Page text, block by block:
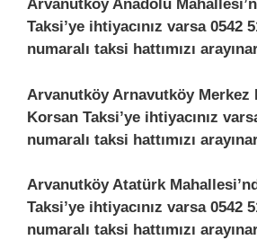
Arvanutköy Anadolu
Taksi’ye ihtiyacınız varsa 0542
numaralı taksi hattımızı
Arvanutköy Arnavutköy Merkez
Korsan Taksi’ye ihtiyacınız
numaralı taksi hattımızı
Arvanutköy Atatürk
Taksi’ye ihtiyacınız varsa 0542
numaralı taksi hattımızı